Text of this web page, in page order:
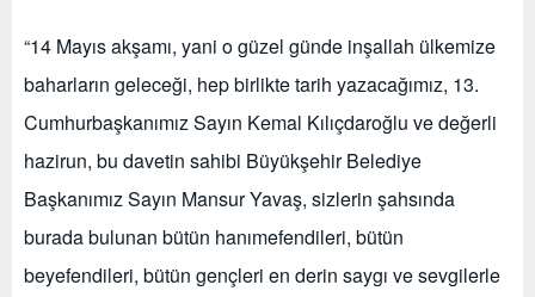
“14 Mayıs akşamı, yani o güzel günde inşallah ülkemize
baharların geleceği, hep birlikte tarih yazacağımız, 13.
Cumhurbaşkanımız Sayın Kemal Kılıçdaroğlu ve değerli
hazirun, bu davetin sahibi Büyükşehir Belediye
Başkanımız Sayın Mansur Yavaş, sizlerin şahsında
burada bulunan bütün hanımefendileri, bütün
beyefendileri, bütün gençleri en derin saygı ve sevgilerle